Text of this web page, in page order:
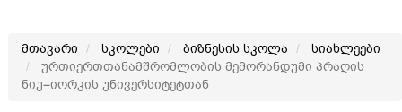
მთავარი სკოლები ბიზნესის სკოლა
სიახლეები
ურთიერთთანამშრომლობის მემორანდუმი პრაღის
ნიუ–იორკის უნივერსიტეტთან